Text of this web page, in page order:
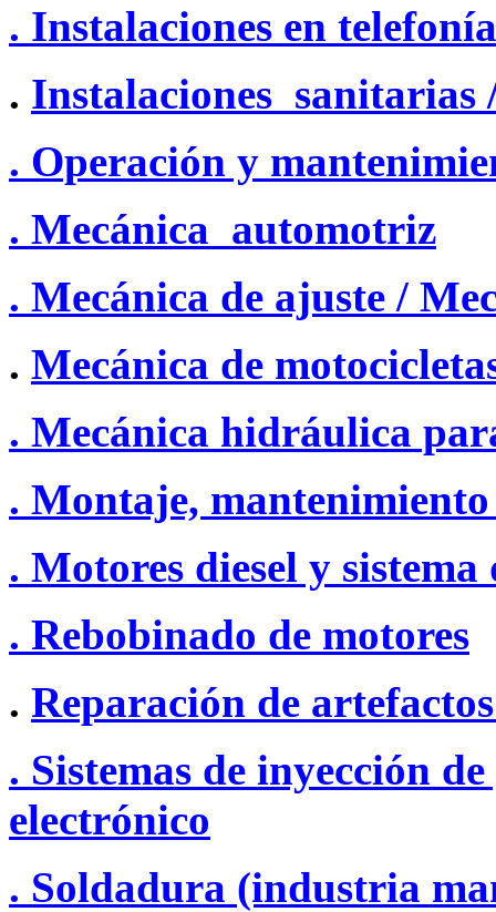
. Instalaciones en
. Instalaciones
. Operación y
. Mecánica automotriz
. Mecánica de ajuste /
. Mecánica de
. Mecánica hidráulica
. Montaje,
. Motores diesel y sistema
. Rebobinado de motores
. Reparación de
. Sistemas de inyección
electrónico
. Soldadura (industria